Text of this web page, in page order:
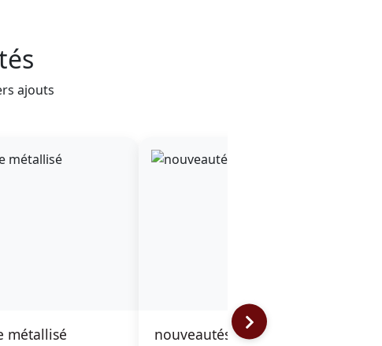
ajouts
métallisé nouveautés - coussin rond